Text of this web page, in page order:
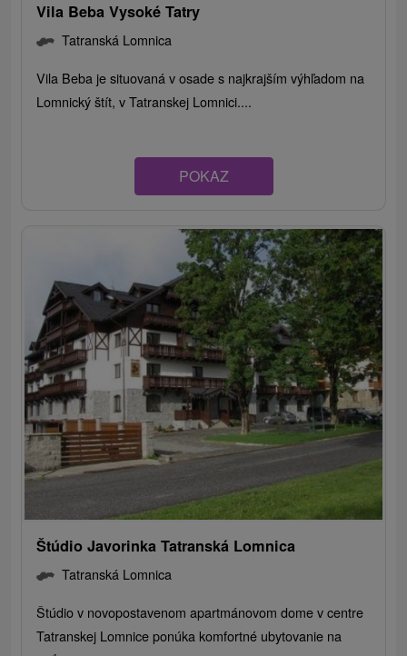
Vila Beba Vysoké Tatry
Tatranská Lomnica
Vila Beba je situovaná v osade s najkrajším výhľadom na
Lomnický štít, v Tatranskej Lomnici....
POKAZ
Štúdio Javorinka Tatranská Lomnica
Tatranská Lomnica
Štúdio v novopostavenom apartmánovom dome v centre
Tatranskej Lomnice ponúka komfortné ubytovanie na